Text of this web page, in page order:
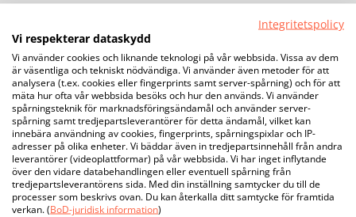
Integritetspolicy
Vi respekterar dataskydd
Vi använder cookies och liknande teknologi på vår webbsida. Vissa av dem
är väsentliga och tekniskt nödvändiga. Vi använder även metoder för att
analysera (t.ex. cookies eller fingerprints samt server-spårning) och för att
mäta hur ofta vår webbsida besöks och hur den används. Vi använder
spårningsteknik för marknadsföringsändamål och använder server-
spårning samt tredjepartsleverantörer för detta ändamål, vilket kan
innebära användning av cookies, fingerprints, spårningspixlar och IP-
adresser på olika enheter. Vi bäddar även in tredjepartsinnehåll från andra
leverantörer (videoplattformar) på vår webbsida. Vi har inget inflytande
över den vidare databehandlingen eller eventuell spårning från
tredjepartsleverantörens sida. Med din inställning samtycker du till de
processer som beskrivs ovan. Du kan återkalla ditt samtycke för framtida
verkan. (BoD-juridisk information)